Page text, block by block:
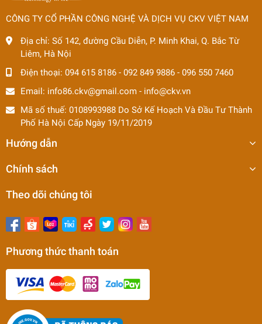
CÔNG TY CỔ PHẦN CÔNG NGHỆ VÀ DỊCH VỤ CKV VIỆT NAM
Địa chỉ: Số 142, đường Cầu Diễn, P. Minh Khai, Q. Bắc Từ
Liêm, Hà Nội
Điện thoại: 094 615 8186 - 092 849 9886 - 096 550 7460
Email: info86.ckv@gmail.com - info@ckv.vn
Mã số thuế: 0108993988 Do Sở Kế Hoạch Và Đầu Tư Thành
Phố Hà Nội Cấp Ngày 19/11/2019
Hướng dẫn
Chính sách
Theo dõi chúng tôi
Phương thức thanh toán